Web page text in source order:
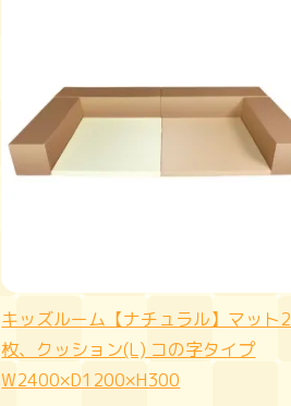
キッズルーム【ナチュラル】マット2
枚、クッション(L) コの字タイプ
W2400×D1200×H300